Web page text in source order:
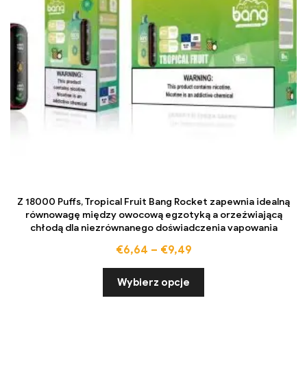
Z 18000 Puffs, Tropical Fruit Bang Rocket zapewnia idealną
równowagę między owocową egzotyką a orzeźwiającą
chłodą dla niezrównanego doświadczenia vapowania
€6,64 – €9,49
Wybierz opcje